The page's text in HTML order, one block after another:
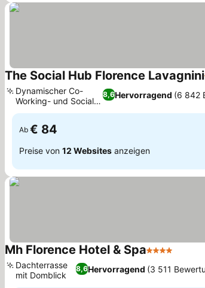
The Social Hub Florence Lavagnini
8,6Hervorragend (6 842
Dynamischer Co-
Working- und Social
Hub
Ab € 84
Preise von 12 Websites anzeigen
Mh Florence Hotel & Spa4 Sterne
8,6Hervorragend (3 511
Dachterrasse
mit Domblick